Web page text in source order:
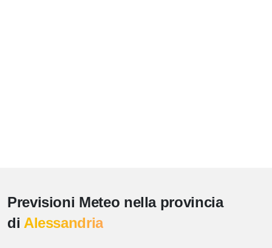
Previsioni Meteo nella provincia
di Alessandria